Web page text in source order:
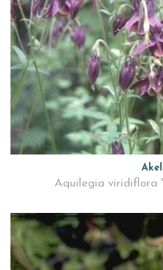
Aquilegia viridiflora